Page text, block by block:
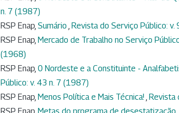
n. 7 (1987)
RSP Enap, Sumário , Revista do Serviço Público:
RSP Enap, Mercado de Trabalho no Serviço
(1968)
RSP Enap, 0 Nordeste e a Constituinte -
Público: v. 43 n. 7 (1987)
RSP Enap, Menos Política e Mais Técnica!, Revista